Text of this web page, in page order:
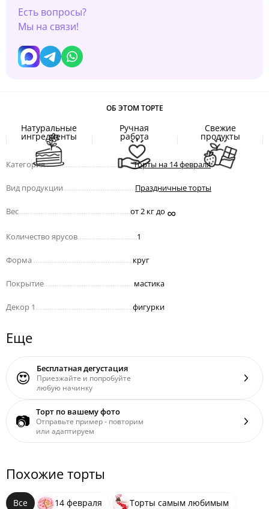
Есть вопросы?
Мы на связи!
ОБ ЭТОМ ТОРТЕ
Натуральные
ингредиенты
Ручная
работа
Свежие
продукты
Категория.................................................Торты на 14 февраля
Вид продукции Праздничные торты
Вес от 2 кг до ∞
Количество ярусов 1
Форма круг
Покрытие мастика
Декор 1 фигурки
Еще
😍 Бесплатная дегустация
Приезжайте и попробуйте
любую начинку
📷 Торт по вашему фото
Отправьте пример - повторим
или адаптируем
Похожие торты
Все 14 февраля Торты самым любимым